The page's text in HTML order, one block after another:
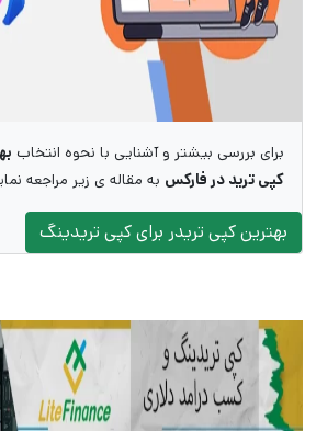
برای بررسی بیشتر و آشنایی با نحوه انتخاب
کپی ترید در فارکس به مقاله ی زیر مراجعه
بهترین کپی تریدر برای کپی تریدینگ